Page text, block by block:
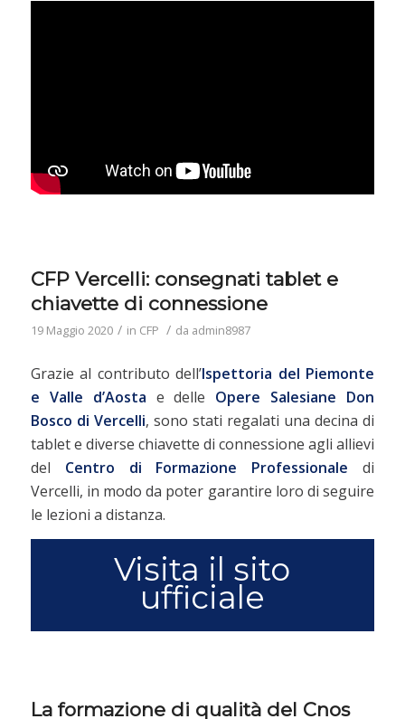
CFP Vercelli: consegnati tablet e
chiavette di connessione
19 Maggio 2020 / in CFP / da admin8987
Grazie al contributo dell’Ispettoria del Piemonte
e Valle d’Aosta e delle Opere Salesiane Don
Bosco di Vercelli, sono stati regalati una decina di
tablet e diverse chiavette di connessione agli allievi
del Centro di Formazione Professionale di
Vercelli, in modo da poter garantire loro di seguire
le lezioni a distanza.
Visita il sito
ufficiale
La formazione di qualità del Cnos